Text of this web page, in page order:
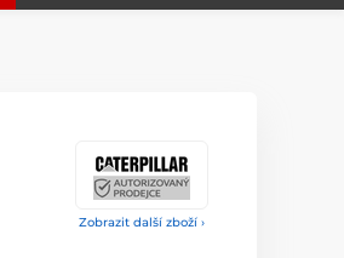
Zobrazit další zboží ›